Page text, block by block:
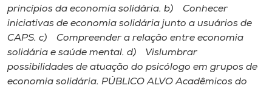
I.nova
Diplomados
princípios da economia solidária. b) Conhecer
iniciativas de economia solidária junto a usuários de
CAPS. c) Compreender a relação entre economia
solidária e saúde mental. d) Vislumbrar
possibilidades de atuação do psicólogo em grupos de
economia solidária. PÚBLICO ALVO Acadêmicos do